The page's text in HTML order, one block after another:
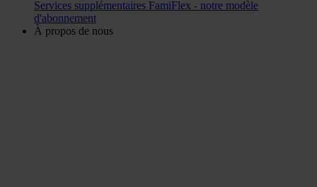
Services supplémentaires FamiFlex - notre modèle
d'abonnement
À propos de nous